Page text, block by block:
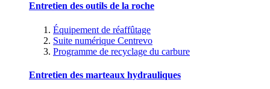
Entretien des outils de la roche
Équipement de réaffûtage
Suite numérique Centrevo
Programme de recyclage du carbure
Entretien des marteaux hydrauliques